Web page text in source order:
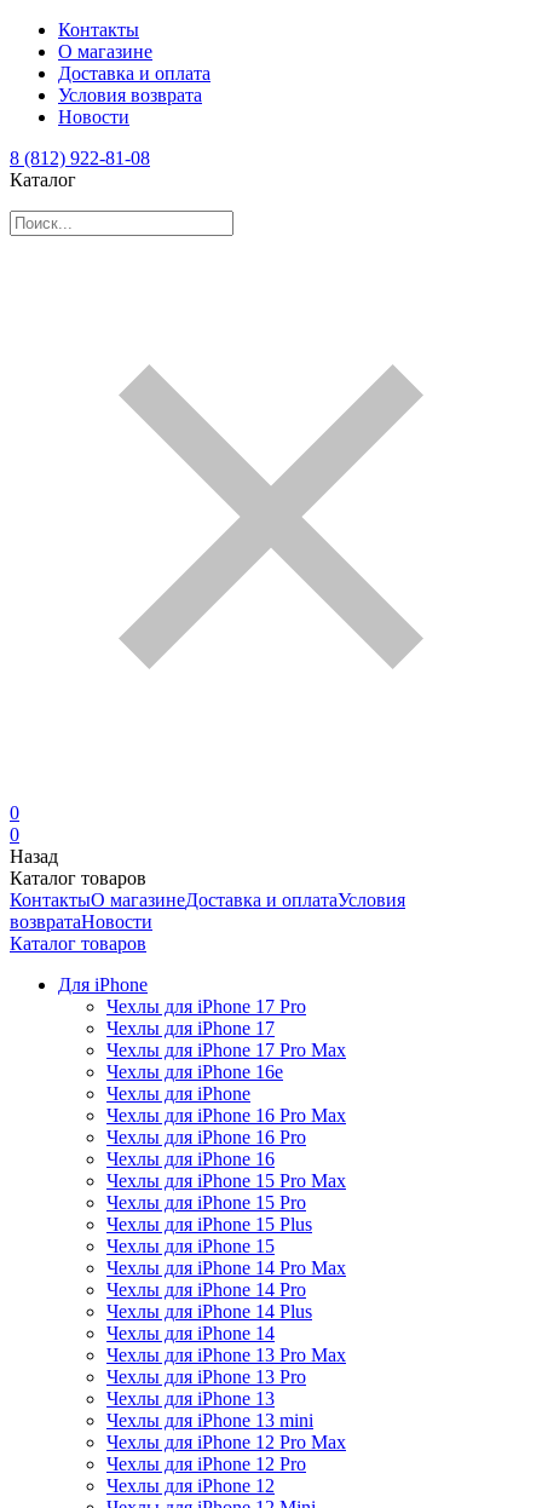
Контакты
О магазине
Доставка и оплата
Условия возврата
Новости
8 (812) 922-81-08
Каталог
0
0
Назад
Каталог товаров
КонтактыО магазинеДоставка и оплатаУсловия
возвратаНовости
Каталог товаров
Для iPhone
Чехлы для iPhone 17 Pro
Чехлы для iPhone 17
Чехлы для iPhone 17 Pro Max
Чехлы для iPhone 16e
Чехлы для iPhone
Чехлы для iPhone 16 Pro Max
Чехлы для iPhone 16 Pro
Чехлы для iPhone 16
Чехлы для iPhone 15 Pro Max
Чехлы для iPhone 15 Pro
Чехлы для iPhone 15 Plus
Чехлы для iPhone 15
Чехлы для iPhone 14 Pro Max
Чехлы для iPhone 14 Pro
Чехлы для iPhone 14 Plus
Чехлы для iPhone 14
Чехлы для iPhone 13 Pro Max
Чехлы для iPhone 13 Pro
Чехлы для iPhone 13
Чехлы для iPhone 13 mini
Чехлы для iPhone 12 Pro Max
Чехлы для iPhone 12 Pro
Чехлы для iPhone 12